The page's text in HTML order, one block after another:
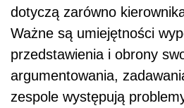
dotyczą zarówno
Ważne są umiejętności
przedstawienia i obrony
argumentowania,
zespole występują